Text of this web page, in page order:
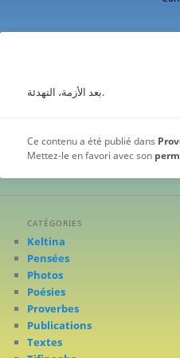
بعد الأزمة، التهدئة.
Ce contenu a été publié dans
Mettez-le en favori avec son
CATÉGORIES
Keltina
Pensées
Photos
Poésies
Proverbes
Publications
Textes